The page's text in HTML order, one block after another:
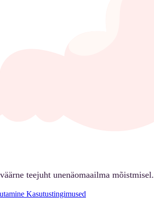
teejuht unenäomaailma mõistmisel.
Kasutustingimused